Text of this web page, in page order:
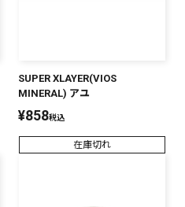
SUPER XLAYER(VIOS
MINERAL) アユ
¥858税込
在庫切れ